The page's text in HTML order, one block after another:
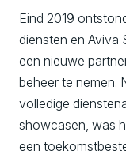
Eind 2019
diensten en Aviva
een nieuwe
beheer te nemen.
volledige
showcasen, was
een